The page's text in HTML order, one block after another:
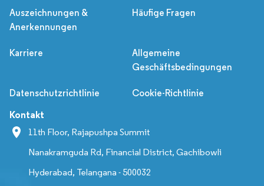
Auszeichnungen &
Anerkennungen
Häufige Fragen
Karriere
Allgemeine
Geschäftsbedingungen
Datenschutzrichtlinie Cookie-Richtlinie
Kontakt
11th Floor, Rajapushpa Summit
Nanakramguda Rd, Financial District, Gachibowli
Hyderabad, Telangana - 500032